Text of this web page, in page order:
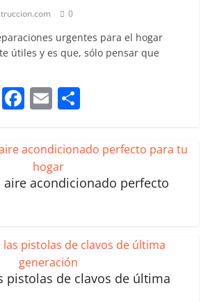
0
urgentes para el hogar
útiles y es que, sólo pensar que
T
itt
F
c
e
b
o
k
E
ai
l
m
ar
aire acondicionado perfecto
pistolas de clavos de última